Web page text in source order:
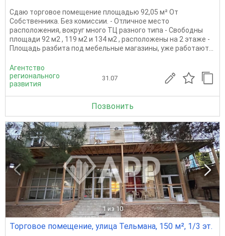
Сдаю торговое помещение площадью 92,05 м² От
Собственника. Без комиссии. - Отличное место
расположения, вокруг много ТЦ разного типа - Свободны
площади 92 м2 , 119 м2 и 134 м2 , расположены на 2 этаже -
Площадь разбита под мебельные магазины, уже работают...
Агентство
регионального
развития
31.07
Позвонить
1 из 10
Торговое помещение, улица Тельмана, 150 м², 1/3 эт.